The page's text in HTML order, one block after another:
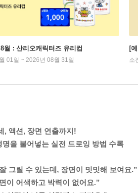
월 : 산리오캐릭터즈 유리컵
01일 ~ 2026년 08월 31일
[
소
, 액션, 장면 연출까지!
명을 불어넣는 실전 드로잉 방법 수록
그릴 수 있는데, 장면이 밋밋해 보여요.”
이 어색하고 박력이 없어요.”